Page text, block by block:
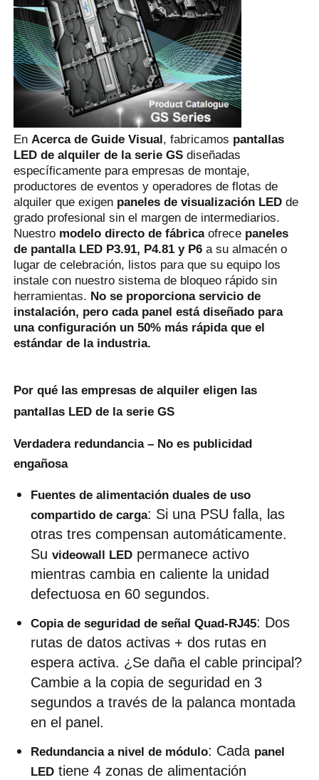
En casa.
Productos
Vídeos
Espectáculo de RV
Sobre nosotros
Visita a la fábrica
Control de calidad
Noticias
Solicitar una cita
Pantalla de pared de video LED
pantalla LED
Pantalla del concierto LED
Alquiler de pantallas LED de escenario
Muro de video LED LED
Pantalla LED transparente
En Acerca de Guide Visual, fabricamos pantallas
LED de alquiler de la serie GS diseñadas
específicamente para empresas de montaje,
productores de eventos y operadores de flotas de
alquiler que exigen paneles de visualización LED de
grado profesional sin el margen de intermediarios.
Nuestro modelo directo de fábrica ofrece paneles
de pantalla LED P3.91, P4.81 y P6 a su almacén o
lugar de celebración, listos para que su equipo los
instale con nuestro sistema de bloqueo rápido sin
herramientas. No se proporciona servicio de
instalación, pero cada panel está diseñado para
una configuración un 50% más rápida que el
estándar de la industria.
Por qué las empresas de alquiler eligen las
pantallas LED de la serie GS
Verdadera redundancia – No es publicidad
engañosa
Fuentes de alimentación duales de uso
compartido de carga: Si una PSU falla, las
otras tres compensan automáticamente.
Su videowall LED permanece activo
mientras cambia en caliente la unidad
defectuosa en 60 segundos.
Copia de seguridad de señal Quad-RJ45: Dos
rutas de datos activas + dos rutas en
espera activa. ¿Se daña el cable principal?
Cambie a la copia de seguridad en 3
segundos a través de la palanca montada
en el panel.
Redundancia a nivel de módulo: Cada panel
LED tiene 4 zonas de alimentación